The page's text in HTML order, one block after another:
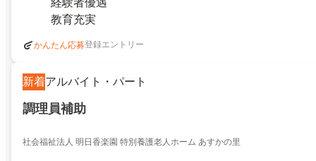
教育充実
かんたん応募登録エントリー
新着アルバイト・パート
調理員補助
社会福祉法人 明日香楽園 特別養護老人ホーム あすかの里